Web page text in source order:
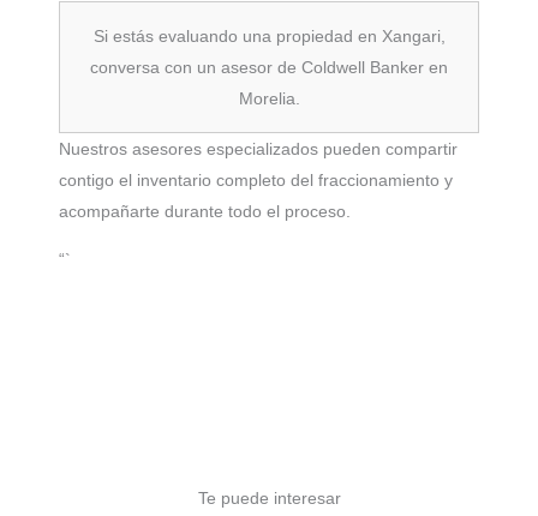
Si estás evaluando una propiedad en Xangari,
conversa con un asesor de Coldwell Banker en
Morelia.
Nuestros asesores especializados pueden compartir
contigo el inventario completo del fraccionamiento y
acompañarte durante todo el proceso.
“`
Te puede interesar